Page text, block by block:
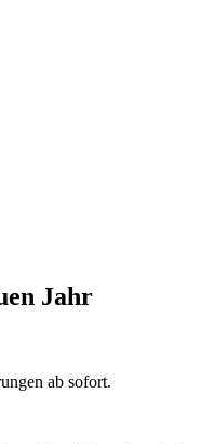
Jahr
ab sofort.